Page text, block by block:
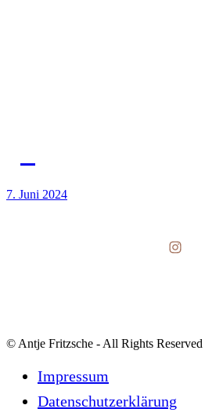
7. Juni 2024
Instagram
© Antje Fritzsche - All Rights Reserved
Impressum
Datenschutzerklärung